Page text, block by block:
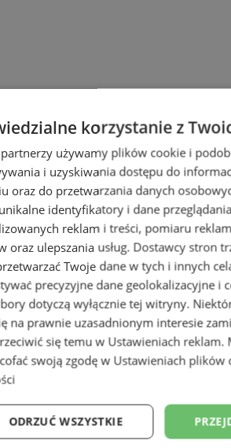
korzystanie z
używamy plików cookie i
i uzyskiwania dostępu do
oraz do przetwarzania danych
identyfikatory i dane
reklam i treści, pomiaru
oraz ulepszania usług. Dostawcy stron
Twoje dane w tych i innych
precyzyjne dane geolokalizacyjne i
dotyczą wyłącznie tej witryny.
na prawnie uzasadnionym interesie
się temu w Ustawieniach reklam.
swoją zgodę w Ustawieniach plików
ODRZUĆ WSZYSTKIE